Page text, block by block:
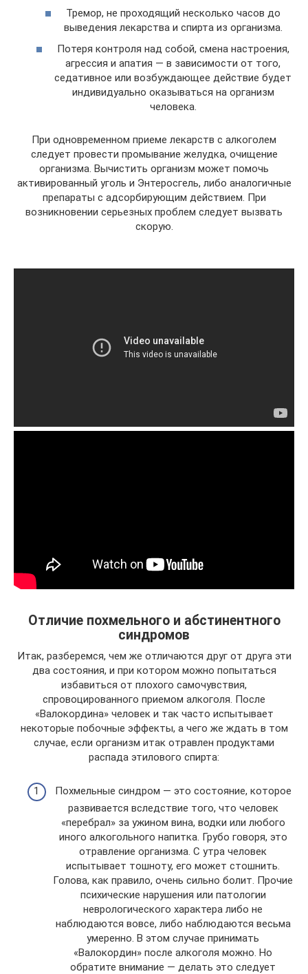
Тремор, не проходящий несколько часов до
выведения лекарства и спирта из организма.
Потеря контроля над собой, смена настроения,
агрессия и апатия — в зависимости от того,
седативное или возбуждающее действие будет
индивидуально оказываться на организм
человека.
При одновременном приеме лекарств с алкоголем
следует провести промывание желудка, очищение
организма. Вычистить организм может помочь
активированный уголь и Энтеросгель, либо аналогичные
препараты с адсорбирующим действием. При
возникновении серьезных проблем следует вызвать
скорую.
Отличие похмельного и абстинентного
синдромов
Итак, разберемся, чем же отличаются друг от друга эти
два состояния, и при котором можно попытаться
избавиться от плохого самочувствия,
спровоцированного приемом алкоголя. После
«Валокордина» человек и так часто испытывает
некоторые побочные эффекты, а чего же ждать в том
случае, если организм итак отравлен продуктами
распада этилового спирта:
Похмельные синдром — это состояние, которое
развивается вследствие того, что человек
«перебрал» за ужином вина, водки или любого
иного алкогольного напитка. Грубо говоря, это
отравление организма. С утра человек
испытывает тошноту, его может стошнить.
Голова, как правило, очень сильно болит. Прочие
психические нарушения или патологии
неврологического характера либо не
наблюдаются вовсе, либо наблюдаются весьма
умеренно. В этом случае принимать
«Валокордин» после алкоголя можно. Но
обратите внимание — делать это следует